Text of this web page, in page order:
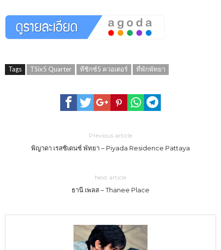
Tags TSix5 Quarter ทีซิกซ์5 ควอเตอร์ ที่พักพัทยา
Previous article
พิญาดา เรสซิเดนซ์ พัทยา – Piyada Residence Pattaya
Next article
ธานี เพลส – Thanee Place